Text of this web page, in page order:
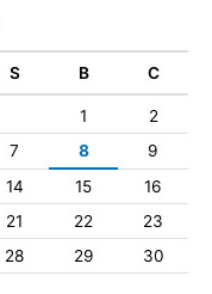
S B C
1
2
7 8
9
14 15
16
21 22
23
28 29
30